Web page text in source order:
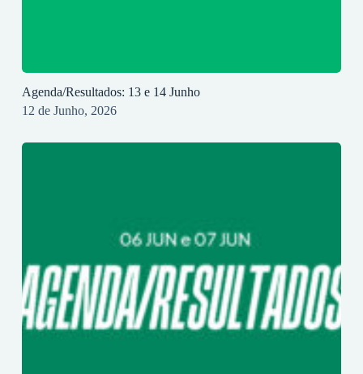
Agenda/Resultados: 13 e 14 Junho
12 de Junho, 2026